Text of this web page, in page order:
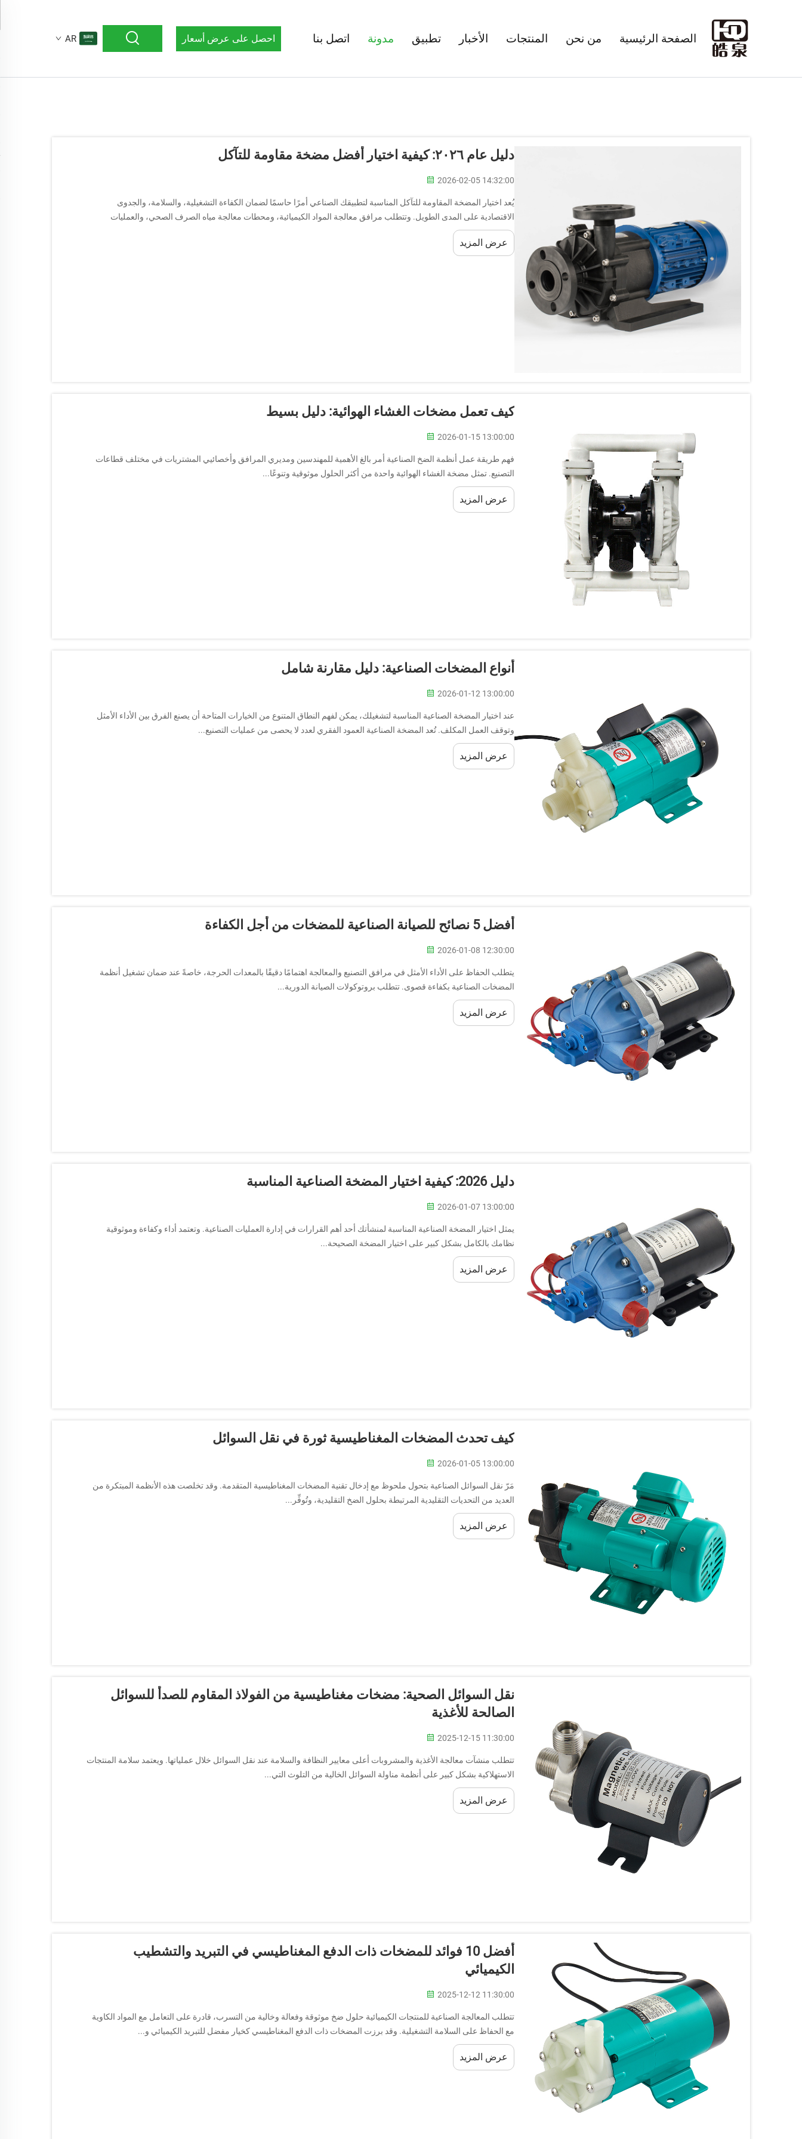
الصفحة الرئيسية من نحن المنتجات الأخبار تطبيق مدونة اتصل بنا احصل على عرض أسعار AR
دليل عام ٢٠٢٦: كيفية اختيار أفضل مضخة مقاومة للتآكل
2026-02-05 14:32:00
يُعد اختيار المضخة المقاومة للتآكل المناسبة لتطبيقك الصناعي أمرًا حاسمًا لضمان الكفاءة التشغيلية، والسلامة، والجدوى
الاقتصادية على المدى الطويل. وتتطلب مرافق معالجة المواد الكيميائية، ومحطات معالجة مياه الصرف الصحي، والعمليات
التصنيعية...
عرض المزيد
كيف تعمل مضخات الغشاء الهوائية: دليل بسيط
2026-01-15 13:00:00
فهم طريقة عمل أنظمة الضخ الصناعية أمر بالغ الأهمية للمهندسين ومديري المرافق وأخصائيي المشتريات في مختلف قطاعات
التصنيع. تمثل مضخة الغشاء الهوائية واحدة من أكثر الحلول موثوقية وتنوعًا...
عرض المزيد
أنواع المضخات الصناعية: دليل مقارنة شامل
2026-01-12 13:00:00
عند اختيار المضخة الصناعية المناسبة لتشغيلك، يمكن لفهم النطاق المتنوع من الخيارات المتاحة أن يصنع الفرق بين الأداء الأمثل
وتوقف العمل المكلف. تُعد المضخة الصناعية العمود الفقري لعدد لا يحصى من عمليات التصنيع...
عرض المزيد
أفضل 5 نصائح للصيانة الصناعية للمضخات من أجل الكفاءة
2026-01-08 12:30:00
يتطلب الحفاظ على الأداء الأمثل في مرافق التصنيع والمعالجة اهتمامًا دقيقًا بالمعدات الحرجة، خاصةً عند ضمان تشغيل أنظمة
المضخات الصناعية بكفاءة قصوى. تتطلب بروتوكولات الصيانة الدورية...
عرض المزيد
دليل 2026: كيفية اختيار المضخة الصناعية المناسبة
2026-01-07 13:00:00
يمثل اختيار المضخة الصناعية المناسبة لمنشأتك أحد أهم القرارات في إدارة العمليات الصناعية. وتعتمد أداء وكفاءة وموثوقية
نظامك بالكامل بشكل كبير على اختيار المضخة الصحيحة...
عرض المزيد
كيف تحدث المضخات المغناطيسية ثورة في نقل السوائل
2026-01-05 13:00:00
مَرّ نقل السوائل الصناعية بتحول ملحوظ مع إدخال تقنية المضخات المغناطيسية المتقدمة. وقد تخلصت هذه الأنظمة المبتكرة من
العديد من التحديات التقليدية المرتبطة بحلول الضخ التقليدية، وتُوفِّر...
عرض المزيد
نقل السوائل الصحية: مضخات مغناطيسية من الفولاذ المقاوم للصدأ للسوائل
الصالحة للأغذية
2025-12-15 11:30:00
تتطلب منشآت معالجة الأغذية والمشروبات أعلى معايير النظافة والسلامة عند نقل السوائل خلال عملياتها. ويعتمد سلامة المنتجات
الاستهلاكية بشكل كبير على أنظمة مناولة السوائل الخالية من التلوث التي...
عرض المزيد
أفضل 10 فوائد للمضخات ذات الدفع المغناطيسي في التبريد والتشطيب
الكيميائي
2025-12-12 11:30:00
تتطلب المعالجة الصناعية للمنتجات الكيميائية حلول ضخ موثوقة وفعالة وخالية من التسرب، قادرة على التعامل مع المواد الكاوية
مع الحفاظ على السلامة التشغيلية. وقد برزت المضخات ذات الدفع المغناطيسي كخيار مفضل للتبريد الكيميائي و...
عرض المزيد